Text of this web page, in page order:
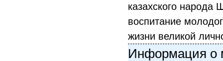
казахского народа
воспитание
жизни великой
Информация о